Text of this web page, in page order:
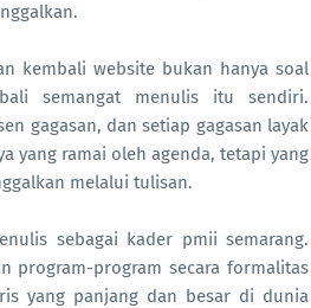
kembali website bukan hanya soal
semangat menulis itu sendiri.
gagasan, dan setiap gagasan layak
yang ramai oleh agenda, tetapi yang
melalui tulisan.
sebagai kader pmii semarang.
program-program secara formalitas
yang panjang dan besar di dunia